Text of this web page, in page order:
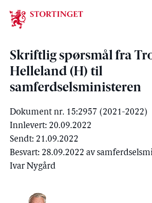
Stortinget.no
Skriftlig spørsmål fra
Helleland (H) til
samferdselsministeren
Dokument nr. 15:2957 (2021-2022)
Innlevert: 20.09.2022
Sendt: 21.09.2022
Besvart: 28.09.2022 av
Ivar Nygård